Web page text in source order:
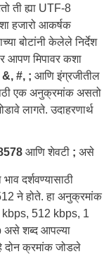
ती ह्या UTF-8
हजारो आकर्षक
बोटांनी केलेले निर्देश
आपण मिपावर कशा
&, #, ; आणि इंग्रजीतील
एक अनुक्रमांक असतो
लागते. उदाहरणार्थ
आणि शेवटी ;असे
दर्शवण्यासाठी
ने होते. हा अनुक्रमांक
kbps, 512 kbps, 1
असे शब्द आपल्या
दोन क्रमांक जोडले